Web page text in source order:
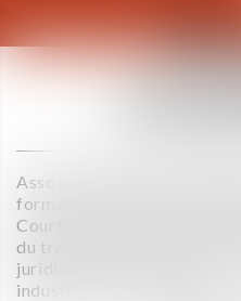
Associé fondateur de
formation en droit des
Courtine possède plus de
du travail et fournit des
juridique à une variété de
industriel et commercial.